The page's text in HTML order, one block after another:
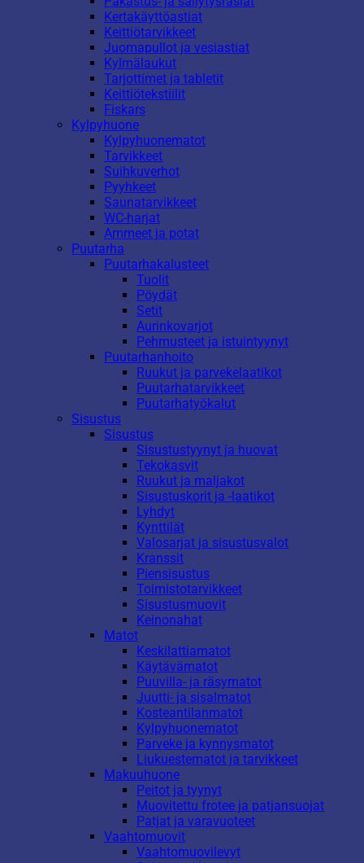
Kertakäyttöastiat
Keittiötarvikkeet
Juomapullot ja vesiastiat
Kylmälaukut
Tarjottimet ja tabletit
Keittiötekstiilit
Fiskars
Kylpyhuone
Kylpyhuonematot
Tarvikkeet
Suihkuverhot
Pyyhkeet
Saunatarvikkeet
WC-harjat
Ammeet ja potat
Puutarha
Puutarhakalusteet
Tuolit
Pöydät
Setit
Aurinkovarjot
Pehmusteet ja istuintyynyt
Puutarhanhoito
Ruukut ja parvekelaatikot
Puutarhatarvikkeet
Puutarhatyökalut
Sisustus
Sisustus
Sisustustyynyt ja huovat
Tekokasvit
Ruukut ja maljakot
Sisustuskorit ja -laatikot
Lyhdyt
Kynttilät
Valosarjat ja sisustusvalot
Kranssit
Piensisustus
Toimistotarvikkeet
Sisustusmuovit
Keinonahat
Matot
Keskilattiamatot
Käytävämatot
Puuvilla- ja räsymatot
Juutti- ja sisalmatot
Kosteantilanmatot
Kylpyhuonematot
Parveke ja kynnysmatot
Liukuestematot ja tarvikkeet
Makuuhuone
Peitot ja tyynyt
Muovitettu frotee ja patjansuojat
Patjat ja varavuoteet
Vaahtomuovit
Vaahtomuovilevyt